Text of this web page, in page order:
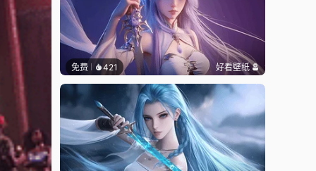
免费 421 好看壁纸